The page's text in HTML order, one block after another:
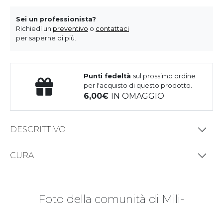
Sei un professionista?
Richiedi un preventivo o contattaci
per saperne di più.
Punti fedeltà sul prossimo ordine
per l'acquisto di questo prodotto.
6,00 IN OMAGGIO
DESCRITTIVO
CURA
Foto della comunità di Mili-